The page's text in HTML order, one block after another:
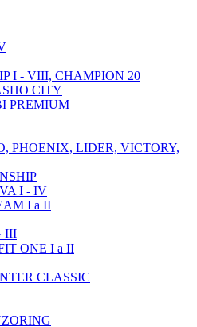
I - VIII, CHAMPION 20
CITY
PREMIUM
PHOENIX, LIDER, VICTORY,
I - IV
I a II
III
ONE I a II
CLASSIC